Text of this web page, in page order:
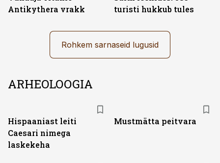
Antikythera vrakk
turisti hukkub tules
Rohkem sarnaseid lugusid
ARHEOLOOGIA
Hispaaniast leiti
Caesari nimega
laskekeha
Mustmätta peitvara